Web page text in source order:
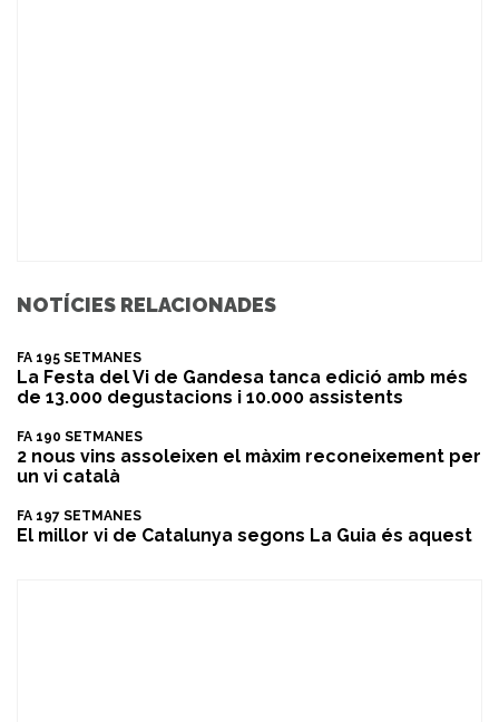
NOTÍCIES RELACIONADES
FA 195 SETMANES
La Festa del Vi de Gandesa tanca edició amb més
de 13.000 degustacions i 10.000 assistents
FA 190 SETMANES
2 nous vins assoleixen el màxim reconeixement per
un vi català
FA 197 SETMANES
El millor vi de Catalunya segons La Guia és aquest